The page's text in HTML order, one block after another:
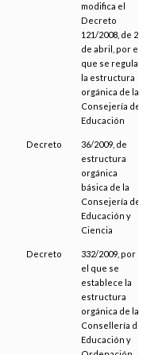
modifica el
Decreto
121/2008, de 29
de abril, por el
que se regula
la estructura
orgánica de la
Consejería de
Educación
Decreto
36/2009, de
estructura
orgánica
básica de la
Consejería de
Educación y
Ciencia
Decreto
332/2009, por
el que se
establece la
estructura
orgánica de la
Consellería de
Educación y